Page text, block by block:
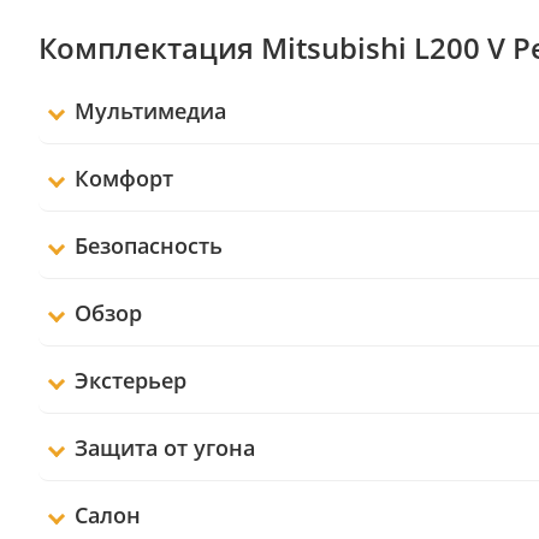
Комплектация Mitsubishi L200 V
Мультимедиа
Комфорт
Безопасность
Обзор
Экстерьер
Защита от угона
Салон